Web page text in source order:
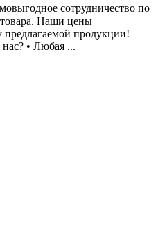
сотрудничество по
Наши цены
предлагаемой продукции!
• Любая ...